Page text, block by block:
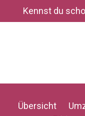
Kennst du
Übersicht